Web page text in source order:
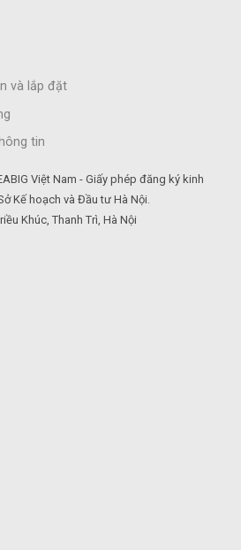
và lắp đặt
tin
Việt Nam - Giấy phép đăng ký kinh
Kế hoạch và Đầu tư Hà Nội.
Khúc, Thanh Trì, Hà Nội